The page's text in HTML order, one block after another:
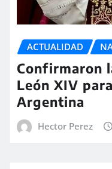
ACTUALIDAD
Confirmaron
León XIV
Argentina
Hector Perez